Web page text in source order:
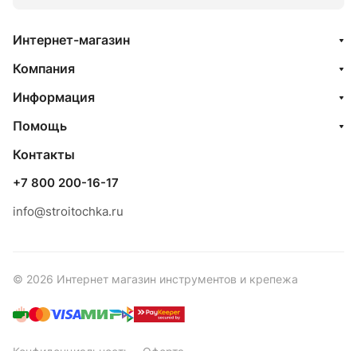
Интернет-магазин
Компания
Информация
Помощь
Контакты
+7 800 200-16-17
info@stroitochka.ru
© 2026 Интернет магазин инструментов и крепежа